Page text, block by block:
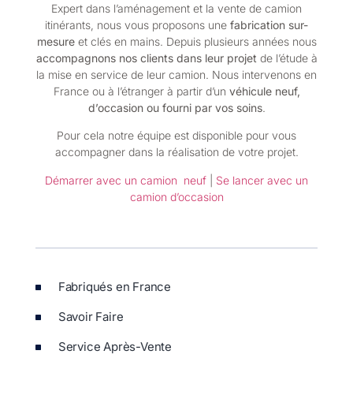
Expert dans l’aménagement et la vente de camion
itinérants, nous vous proposons une fabrication sur-
mesureet clés en mains. Depuis plusieurs années nous
accompagnons nos clients dans leur projet de l’étude à
la mise en service de leur camion. Nous intervenons en
France ou à l’étranger à partir d’un véhicule neuf,
d’occasion ou fourni par vos soins.
Pour cela notre équipe est disponible pour vous
accompagner dans la réalisation de votre projet.
Démarrer avec un camion neuf
Se lancer avec un
camion d’occasion
Fabriqués en France
Savoir Faire
Service Après-Vente